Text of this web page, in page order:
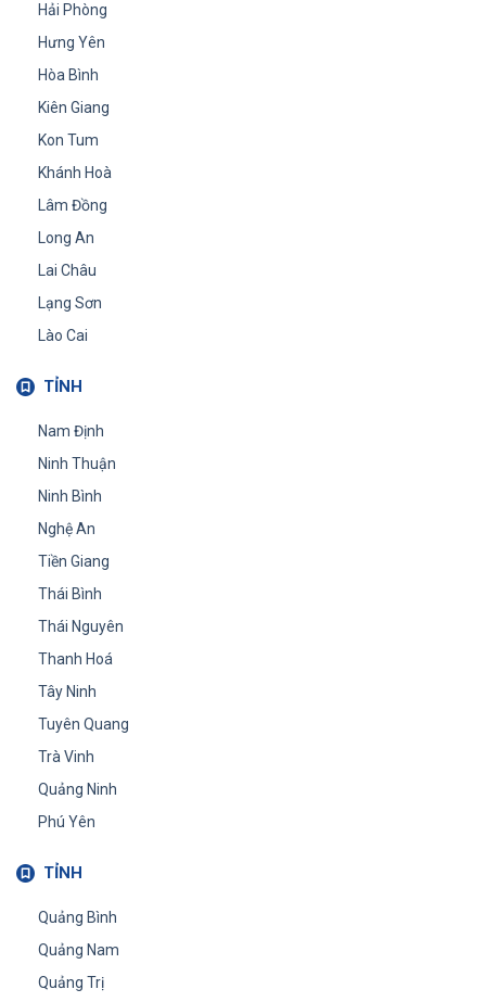
Hải Phòng
Hưng Yên
Hòa Bình
Kiên Giang
Kon Tum
Khánh Hoà
Lâm Đồng
Long An
Lai Châu
Lạng Sơn
Lào Cai
TỈNH
Nam Định
Ninh Thuận
Ninh Bình
Nghệ An
Tiền Giang
Thái Bình
Thái Nguyên
Thanh Hoá
Tây Ninh
Tuyên Quang
Trà Vinh
Quảng Ninh
Phú Yên
TỈNH
Quảng Bình
Quảng Nam
Quảng Trị